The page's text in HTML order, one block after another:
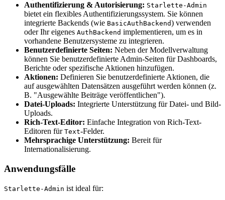
Authentifizierung & Autorisierung: Starlette-Admin
bietet ein flexibles Authentifizierungssystem. Sie können
integrierte Backends (wie BasicAuthBackend) verwenden
oder Ihr eigenes AuthBackend implementieren, um es in
vorhandene Benutzersysteme zu integrieren.
Benutzerdefinierte Seiten: Neben der Modellverwaltung
können Sie benutzerdefinierte Admin-Seiten für Dashboards,
Berichte oder spezifische Aktionen hinzufügen.
Aktionen: Definieren Sie benutzerdefinierte Aktionen, die
auf ausgewählten Datensätzen ausgeführt werden können (z.
B. "Ausgewählte Beiträge veröffentlichen").
Datei-Uploads: Integrierte Unterstützung für Datei- und Bild-
Uploads.
Rich-Text-Editor: Einfache Integration von Rich-Text-
Editoren für Text-Felder.
Mehrsprachige Unterstützung: Bereit für
Internationalisierung.
Anwendungsfälle
Starlette-Admin ist ideal für: